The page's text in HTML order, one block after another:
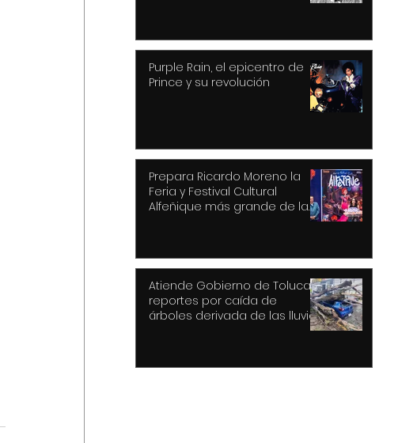
Purple Rain, el epicentro de
Prince y su revolución
Prepara Ricardo Moreno la
Feria y Festival Cultural
Alfeñique más grande de la
Atiende Gobierno de Toluca
reportes por caída de
árboles derivada de las lluvias